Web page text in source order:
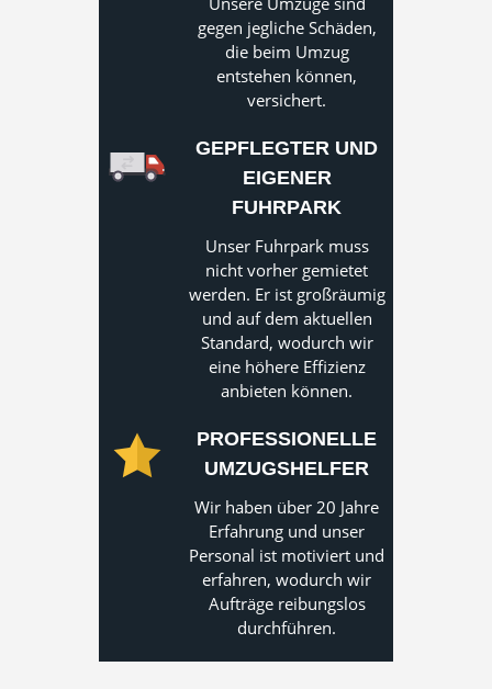
gegen jegliche Schäden,
die beim Umzug
entstehen können,
versichert.
GEPFLEGTER UND
EIGENER
FUHRPARK
Unser Fuhrpark muss
nicht vorher gemietet
werden. Er ist großräumig
und auf dem aktuellen
Standard, wodurch wir
eine höhere Effizienz
anbieten können.
PROFESSIONELLE
UMZUGSHELFER
Wir haben über 20 Jahre
Erfahrung und unser
Personal ist motiviert und
erfahren, wodurch wir
Aufträge reibungslos
durchführen.